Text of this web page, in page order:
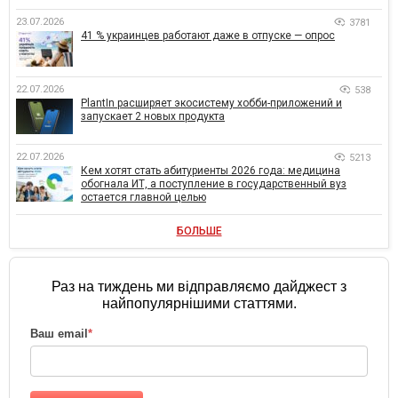
23.07.2026 3781
41 % украинцев работают даже в отпуске — опрос
22.07.2026 538
PlantIn расширяет экосистему хобби-приложений и
запускает 2 новых продукта
22.07.2026 5213
Кем хотят стать абитуриенты 2026 года: медицина
обогнала ИТ, а поступление в государственный вуз
остается главной целью
БОЛЬШЕ
Раз на тиждень ми відправляємо дайджест з
найпопулярнішими статтями.
Ваш email *